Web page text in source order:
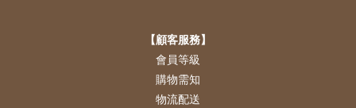
【顧客服務】
會員等級
購物需知
物流配送